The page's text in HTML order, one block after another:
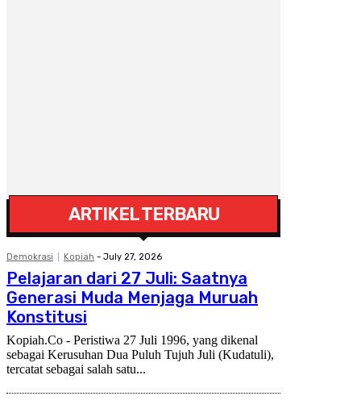
ARTIKEL TERBARU
Demokrasi Kopiah - July 27, 2026
Pelajaran dari 27 Juli: Saatnya
Generasi Muda Menjaga Muruah
Konstitusi
Kopiah.Co - Peristiwa 27 Juli 1996, yang dikenal
sebagai Kerusuhan Dua Puluh Tujuh Juli (Kudatuli),
tercatat sebagai salah satu...